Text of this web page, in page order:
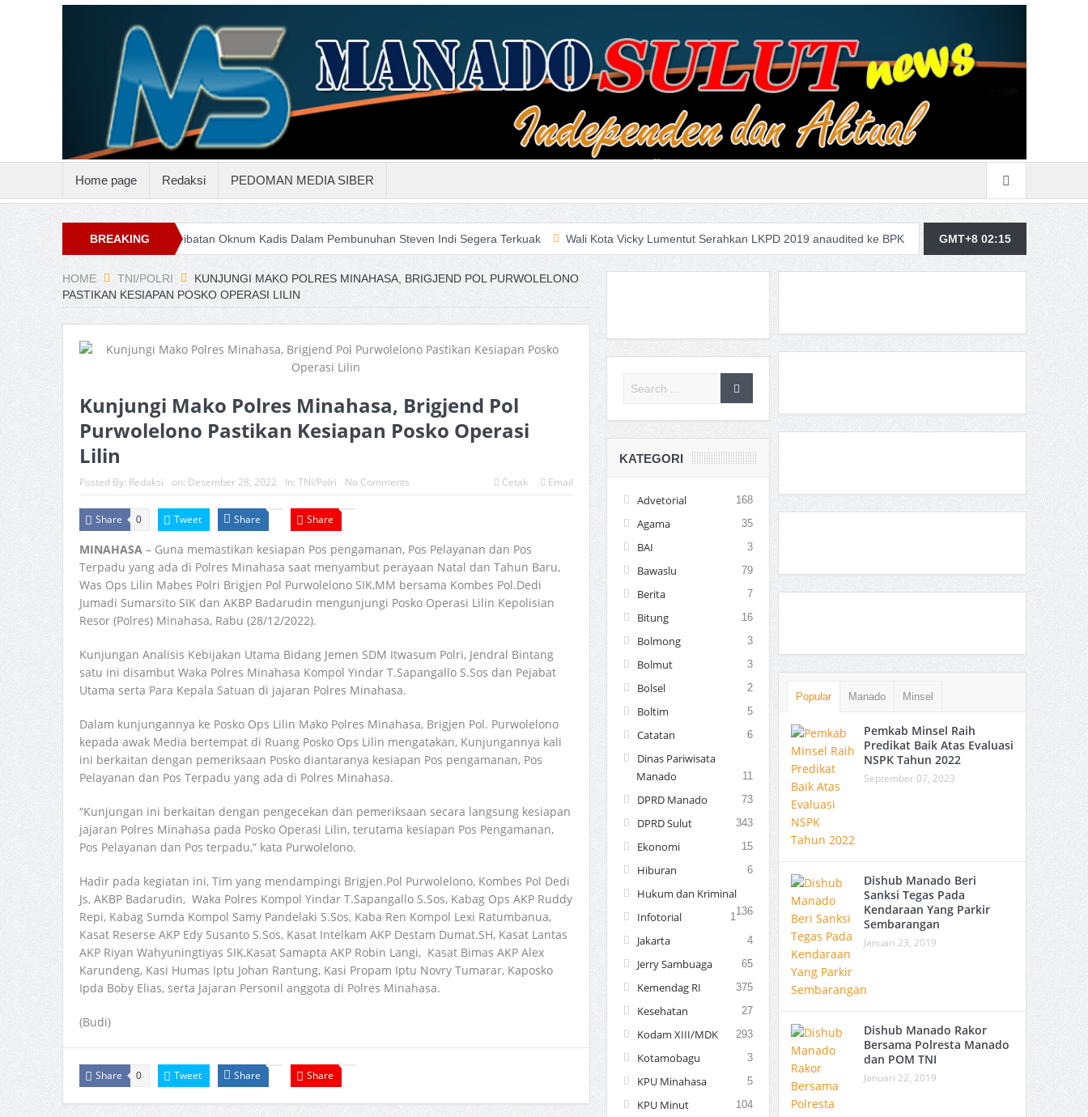
Home page Redaksi PEDOMAN MEDIA SIBER
BREAKING
NEWS
Keterlibatan Oknum Kadis Dalam Pembunuhan Steven Indi Segera Terkuak Wali Kota Vicky Lumentut Serahkan LKPD 2019 anaudited ke BPK Merasa Terpangil, GMBI Wilter Sulut Siap
GMT+8 02:15
HOME TNI/POLRI
KUNJUNGI MAKO POLRES MINAHASA, BRIGJEND POL PURWOLELONO
PASTIKAN KESIAPAN POSKO OPERASI LILIN
Kunjungi Mako Polres Minahasa, Brigjend Pol
Purwolelono Pastikan Kesiapan Posko Operasi
Lilin
Posted By: Redaksi on: Desember 28, 2022 In: TNI/Polri No Comments Cetak Email
Share 0 Tweet Share Share
MINAHASA – Guna memastikan kesiapan Pos pengamanan, Pos Pelayanan dan Pos
Terpadu yang ada di Polres Minahasa saat menyambut perayaan Natal dan Tahun Baru,
Was Ops Lilin Mabes Polri Brigjen Pol Purwolelono SIK,MM bersama Kombes Pol.Dedi
Jumadi Sumarsito SIK dan AKBP Badarudin mengunjungi Posko Operasi Lilin Kepolisian
Resor (Polres) Minahasa, Rabu (28/12/2022).
Kunjungan Analisis Kebijakan Utama Bidang Jemen SDM Itwasum Polri, Jendral Bintang
satu ini disambut Waka Polres Minahasa Kompol Yindar T.Sapangallo S.Sos dan Pejabat
Utama serta Para Kepala Satuan di jajaran Polres Minahasa.
Dalam kunjungannya ke Posko Ops Lilin Mako Polres Minahasa, Brigjen Pol. Purwolelono
kepada awak Media bertempat di Ruang Posko Ops Lilin mengatakan, Kunjungannya kali
ini berkaitan dengan pemeriksaan Posko diantaranya kesiapan Pos pengamanan, Pos
Pelayanan dan Pos Terpadu yang ada di Polres Minahasa.
“Kunjungan ini berkaitan dengan pengecekan dan pemeriksaan secara langsung kesiapan
jajaran Polres Minahasa pada Posko Operasi Lilin, terutama kesiapan Pos Pengamanan,
Pos Pelayanan dan Pos terpadu,” kata Purwolelono.
Hadir pada kegiatan ini, Tim yang mendampingi Brigjen.Pol Purwolelono, Kombes Pol Dedi
Js, AKBP Badarudin, Waka Polres Kompol Yindar T.Sapangallo S.Sos, Kabag Ops AKP Ruddy
Repi, Kabag Sumda Kompol Samy Pandelaki S.Sos, Kaba Ren Kompol Lexi Ratumbanua,
Kasat Reserse AKP Edy Susanto S.Sos, Kasat Intelkam AKP Destam Dumat.SH, Kasat Lantas
AKP Riyan Wahyuningtiyas SIK,Kasat Samapta AKP Robin Langi, Kasat Bimas AKP Alex
Karundeng, Kasi Humas Iptu Johan Rantung, Kasi Propam Iptu Novry Tumarar, Kaposko
Ipda Boby Elias, serta Jajaran Personil anggota di Polres Minahasa.
(Budi)
Share 0 Tweet Share Share
KATEGORI
Advetorial 168
Agama 35
BAI 3
Bawaslu 79
Berita 7
Bitung 16
Bolmong 3
Bolmut 3
Bolsel 2
Boltim 5
Catatan 6
Dinas Pariwisata
Manado
11
DPRD Manado 73
DPRD Sulut 343
Ekonomi 15
Hiburan 6
Hukum dan Kriminal
136
Infotorial 1
Jakarta 4
Jerry Sambuaga 65
Kemendag RI 375
Kesehatan 27
Kodam XIII/MDK 293
Kotamobagu 3
KPU Minahasa 5
KPU Minut 104
Popular Manado Minsel
Pemkab Minsel Raih
Predikat Baik Atas Evaluasi
NSPK Tahun 2022
September 07, 2023
Dishub Manado Beri
Sanksi Tegas Pada
Kendaraan Yang Parkir
Sembarangan
Januari 23, 2019
Dishub Manado Rakor
Bersama Polresta Manado
dan POM TNI
Januari 22, 2019